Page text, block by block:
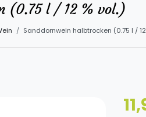
(0.75 l / 12 % vol.)
Sanddornwein halbtrocken (0.75 l / 12